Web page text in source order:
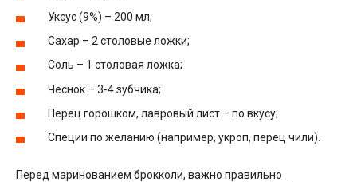
Уксус (9%) – 200 мл;
Сахар – 2 столовые ложки;
Соль – 1 столовая ложка;
Чеснок – 3-4 зубчика;
Перец горошком, лавровый лист – по вкусу;
Специи по желанию (например, укроп, перец чили).
Перед маринованием брокколи, важно правильно